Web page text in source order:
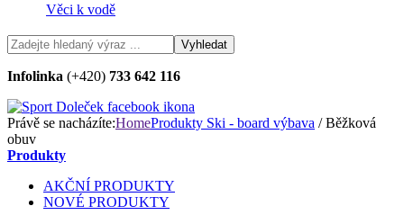
Věci k vodě
Infolinka (+420) 733 642 116
Právě se nacházíte:HomeProdukty Ski - board výbava / Běžková
obuv
Produkty
AKČNÍ PRODUKTY
NOVÉ PRODUKTY